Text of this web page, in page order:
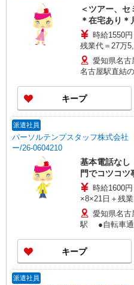
＜ツアー、
＊在宅あり＊
時給1550
残業代＝27万
愛知県名
名古屋駅直結
キープ
派遣社員
パーソルテンプスタッフ株式会
ー/26-0604210
基本電話なし
門でコツコ
時給1600
×8×21日＋残業
愛知県名古
駅 ●自転車通
キープ
派遣社員